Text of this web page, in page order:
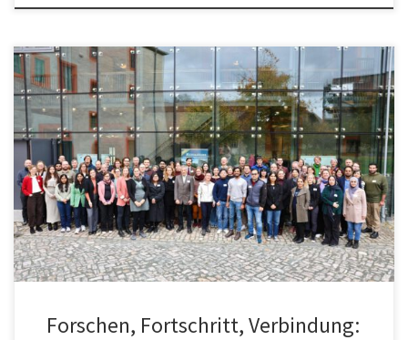
Beim LPI-Basistechnologiemeeting präsentierten knapp 100
Forschende aus unseren Partnereinrichtungen ihre aktuellen
Projektfortschritte in bildgebender Diagnostik, biologischen
Modellen und KI-gestützter Auswertung.
Forschen, Fortschritt, Verbindung: